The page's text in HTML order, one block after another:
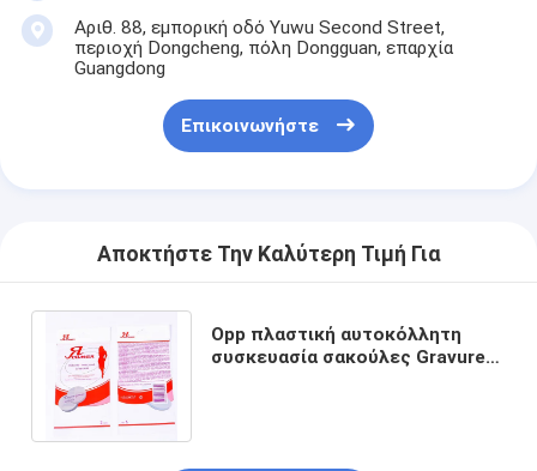
Αριθ. 88, εμπορική οδό Yuwu Second Street,
περιοχή Dongcheng, πόλη Dongguan, επαρχία
Guangdong
Επικοινωνήστε
Αποκτήστε Την Καλύτερη Τιμή Για
Opp πλαστική αυτοκόλλητη
συσκευασία σακούλες Gravure